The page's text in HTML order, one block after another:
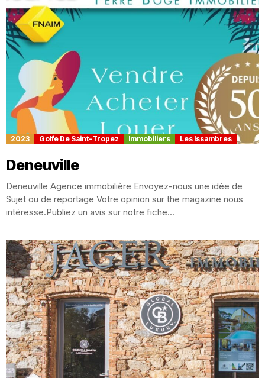
2023 Golfe De Saint-Tropez Immobiliers Les Issambres
Deneuville
Deneuville Agence immobilière Envoyez-nous une idée de
Sujet ou de reportage Votre opinion sur the magazine nous
intéresse.Publiez un avis sur notre fiche...